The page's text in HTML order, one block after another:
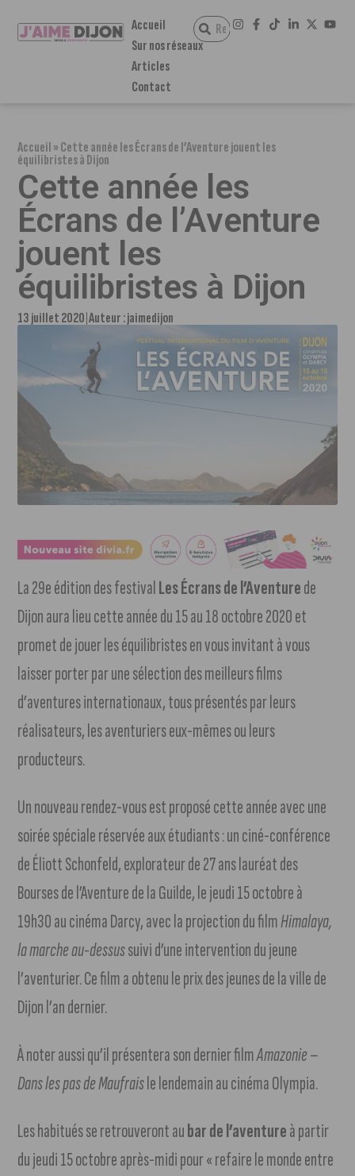
Accueil
Sur nos réseaux
Articles
Contact
Accueil»Cette année les Écrans de l’Aventure jouent les
équilibristes à Dijon
Cette année les
Écrans de l’Aventure
jouent les
équilibristes à Dijon
13 juillet 2020 Auteur :jaimedijon
La 29e édition des festivalLes Écrans de l’Aventurede
Dijon aura lieu cette année du 15 au 18 octobre 2020 et
promet de jouer les équilibristes en vous invitant à vous
laisser porter par une sélection des meilleurs films
d’aventures internationaux, tous présentés par leurs
réalisateurs, les aventuriers eux-mêmes ou leurs
producteurs.
Un nouveau rendez-vous est proposé cette année avec une
soirée spéciale réservée aux étudiants : un ciné-conférence
de Éliott Schonfeld, explorateur de 27 ans lauréat des
Bourses de l’Aventure de la Guilde, le jeudi 15 octobre à
19h30 au cinéma Darcy, avec la projection du filmHimalaya,
la marche au-dessussuivi d’une intervention du jeune
l’aventurier. Ce film a obtenu le prix des jeunes de la ville de
Dijon l’an dernier.
À noter aussi qu’il présentera son dernier filmAmazonie –
Dans les pas de Maufraisle lendemain au cinéma Olympia.
Les habitués se retrouveront aubar de l’aventureà partir
du jeudi 15 octobre après-midi pour « refaire le monde entre